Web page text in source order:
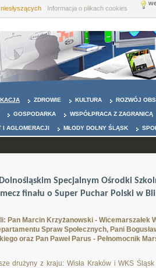
niesłyszących Informacja o plikach cookies
ZDROWIE KULTURA ROZWÓJ
GOSPODARKA WSPÓŁPRACA Z ZAGRANICĄ
I AGLOMERACJI MŁODY DOLNY ŚLĄSK
Specjalnym Ośrodki
finału o Super Puchar Polski w
Pan Marcin Krzyżanowski - Wicemarszałek
Spraw Społecznych, Pani
oraz Pan Paweł Parus - Pełnomocnik
drużyny z kraju: Wisła Kraków i WKS